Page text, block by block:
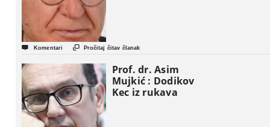
 Komentari  Pročitaj čitav članak
Prof. dr. Asim
Mujkić : Dodikov
Kec iz rukava